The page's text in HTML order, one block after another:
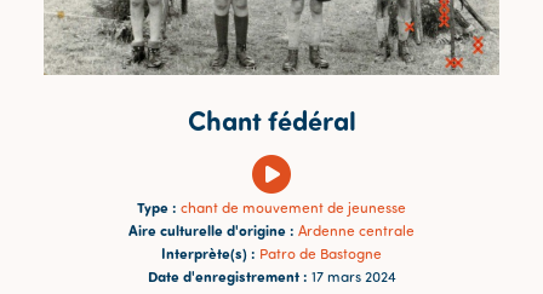
Chant fédéral
Type : chant de mouvement de jeunesse
Aire culturelle d'origine : Ardenne centrale
Interprète(s) : Patro de Bastogne
Date d'enregistrement : 17 mars 2024